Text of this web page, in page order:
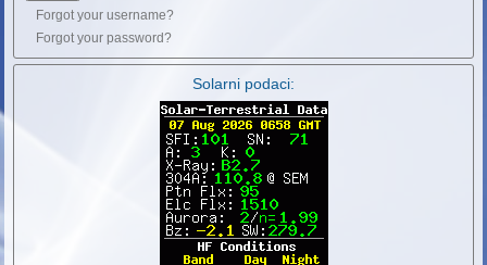
Forgot your username?
Forgot your password?
Solarni podaci: